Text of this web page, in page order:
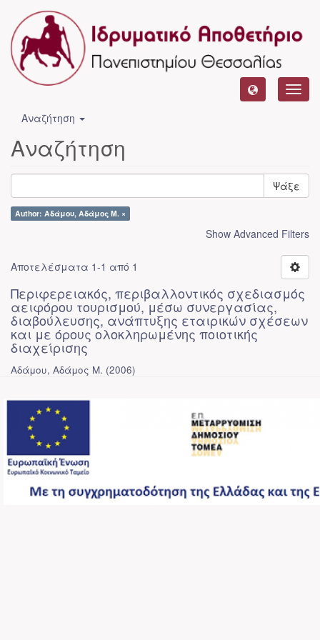
Αναζήτηση
Αναζήτηση
Ψάξε
Author: Αδάμου, Αδάμος Μ. ×
Show Advanced Filters
Αποτελέσματα 1-1 από 1
Περιφερειακός, περιβαλλοντικός σχεδιασμός
αειφόρου τουρισμού, μέσω συνεργασίας,
διαβούλευσης, ανάπτυξης εταιρικών σχέσεων
και με όρους ολοκληρωμένης ποιοτικής
διαχείρισης
Αδάμου, Αδάμος Μ. (2006)